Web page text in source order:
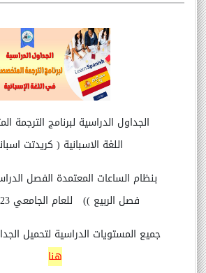
الجداول الدراسية لبرنامج
اللغة الاسبانية ( كريدتت
بنظام الساعات المعتمدة الفصل
فصل الربيع )) للعام الجامعي 2023-2024
جميع المستويات الدراسية لتحميل
هنا